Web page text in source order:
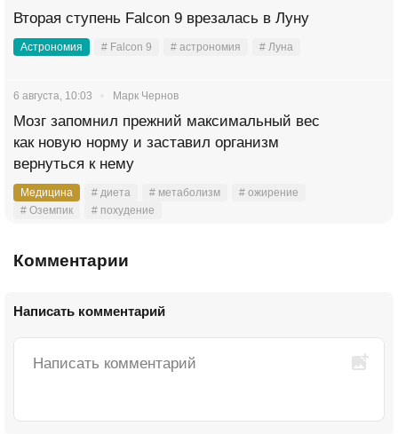
Вторая ступень Falcon 9 врезалась в Луну
Астрономия # Falcon 9 # астрономия # Луна
6 августа, 10:03 Марк Чернов
Мозг запомнил прежний максимальный вес
как новую норму и заставил организм
вернуться к нему
Медицина # диета # метаболизм
# ожирение
# Оземпик
# похудение
Комментарии
Написать комментарий